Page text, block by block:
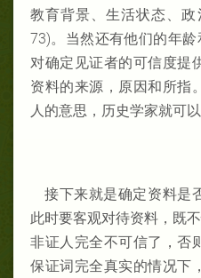
教育背景 、生活状态 、
73)。当然还有他们的年龄
对确定见证者的可信度提
资料的来源，原因和所指
人的意思，历史学家就可
接下来就是确定资料是
此时要客观对待资料， 既
非证 人完全不可信了，否
保证词完全真实的情况下